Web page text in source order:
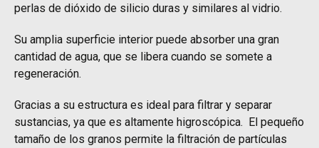
perlas de dióxido de silicio duras y similares al vidrio.
Su amplia superficie interior puede absorber una gran
cantidad de agua, que se libera cuando se somete a
regeneración.
Gracias a su estructura es ideal para filtrar y separar
sustancias, ya que es altamente higroscópica. El pequeño
tamaño de los granos permite la filtración de partículas